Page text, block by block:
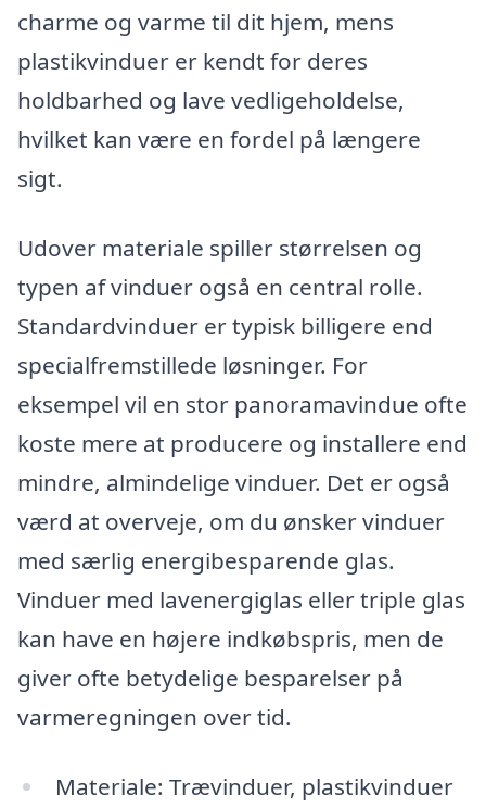
charme og varme til dit hjem, mens
plastikvinduer er kendt for deres
holdbarhed og lave vedligeholdelse,
hvilket kan være en fordel på længere
sigt.
Udover materiale spiller størrelsen og
typen af vinduer også en central rolle.
Standardvinduer er typisk billigere end
specialfremstillede løsninger. For
eksempel vil en stor panoramavindue ofte
koste mere at producere og installere end
mindre, almindelige vinduer. Det er også
værd at overveje, om du ønsker vinduer
med særlig energibesparende glas.
Vinduer med lavenergiglas eller triple glas
kan have en højere indkøbspris, men de
giver ofte betydelige besparelser på
varmeregningen over tid.
Materiale: Trævinduer, plastikvinduer